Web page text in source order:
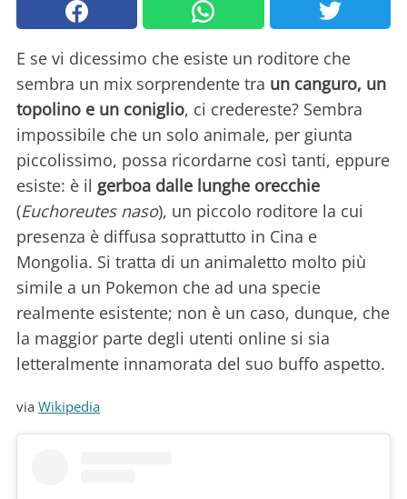
E se vi dicessimo che esiste un roditore che
sembra un mix sorprendente tra un canguro, un
topolino e un coniglio, ci credereste? Sembra
impossibile che un solo animale, per giunta
piccolissimo, possa ricordarne così tanti, eppure
esiste: è il gerboa dalle lunghe orecchie
(Euchoreutes naso), un piccolo roditore la cui
presenza è diffusa soprattutto in Cina e
Mongolia. Si tratta di un animaletto molto più
simile a un Pokemon che ad una specie
realmente esistente; non è un caso, dunque, che
la maggior parte degli utenti online si sia
letteralmente innamorata del suo buffo aspetto.
via Wikipedia